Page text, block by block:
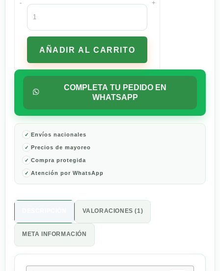
-
Pepsi
Pack
3
Litros
cantidad
AÑADIR AL CARRITO
+
COMPLETA TU PEDIDO EN
WHATSAPP
Envíos nacionales
Precios de mayoreo
Compra protegida
Atención por WhatsApp
VALORACIONES (1)
META INFORMACIÓN